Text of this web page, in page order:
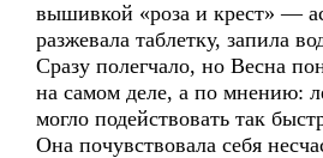
вышивкой «роза и крест» —
разжевала таблетку, запила
Сразу полегчало, но Весна
на самом деле, а по мнению:
могло подействовать так
Она почувствовала себя